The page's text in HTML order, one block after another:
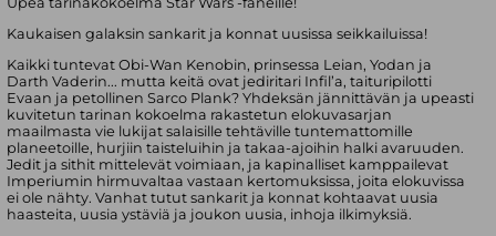
Kaukaisen galaksin sankarit ja konnat uusissa seikkailuissa!
Kaikki tuntevat Obi-Wan Kenobin, prinsessa Leian, Yodan ja
Darth Vaderin... mutta keitä ovat jediritari Infil’a, taituripilotti
Evaan ja petollinen Sarco Plank? Yhdeksän jännittävän ja upeasti
kuvitetun tarinan kokoelma rakastetun elokuvasarjan
maailmasta vie lukijat salaisille tehtäville tuntemattomille
planeetoille, hurjiin taisteluihin ja takaa-ajoihin halki avaruuden.
Jedit ja sithit mittelevät voimiaan, ja kapinalliset kamppailevat
Imperiumin hirmuvaltaa vastaan kertomuksissa, joita elokuvissa
ei ole nähty. Vanhat tutut sankarit ja konnat kohtaavat uusia
haasteita, uusia ystäviä ja joukon uusia, inhoja ilkimyksiä.